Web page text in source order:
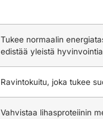
Tukee normaalin
edistää yleistä hyvinvointia
Ravintokuitu, joka tukee
Vahvistaa lihasproteiinin